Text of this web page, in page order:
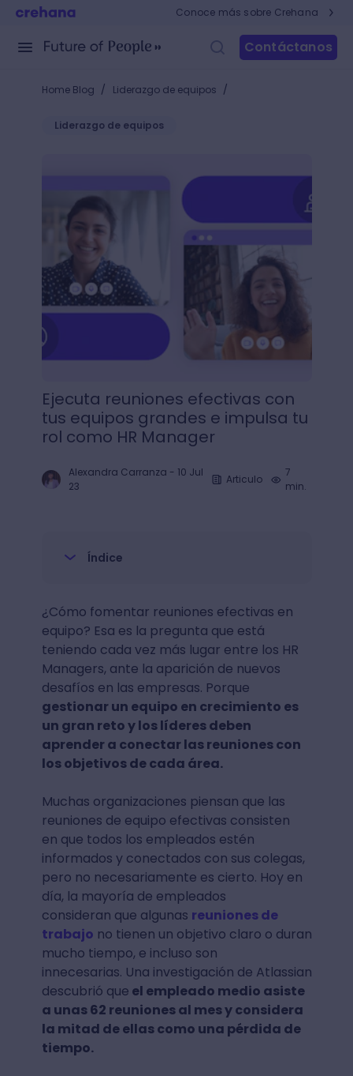
Conoce más sobre Crehana
Contáctanos
Home Blog / Liderazgo de equipos /
Liderazgo de equipos
Ejecuta reuniones efectivas con
tus equipos grandes e impulsa tu
rol como HR Manager
Alexandra Carranza - 10 Jul
23
Articulo
7
min.
Índice
¿Cómo fomentar reuniones efectivas en
equipo? Esa es la pregunta que está
teniendo cada vez más lugar entre los HR
Managers, ante la aparición de nuevos
desafíos en las empresas. Porque
gestionar un equipo en crecimiento es
un gran reto y los líderes deben
aprender a conectar las reuniones con
los objetivos de cada área.
Muchas organizaciones piensan que las
reuniones de equipo efectivas consisten
en que todos los empleados estén
informados y conectados con sus colegas,
pero no necesariamente es cierto. Hoy en
día, la mayoría de empleados
consideran que algunas reuniones de
trabajo no tienen un objetivo claro o duran
mucho tiempo, e incluso son
innecesarias. Una investigación de Atlassian
descubrió que el empleado medio asiste
a unas 62 reuniones al mes y considera
la mitad de ellas como una pérdida de
tiempo.